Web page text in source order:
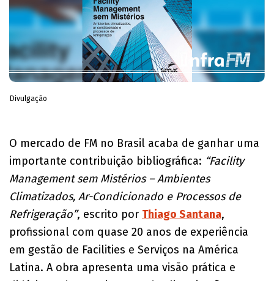
Divulgação
O mercado de FM no Brasil acaba de ganhar uma
importante contribuição bibliográfica: “Facility
Management sem Mistérios – Ambientes
Climatizados, Ar-Condicionado e Processos de
Refrigeração”, escrito por Thiago Santana,
profissional com quase 20 anos de experiência
em gestão de Facilities e Serviços na América
Latina. A obra apresenta uma visão prática e